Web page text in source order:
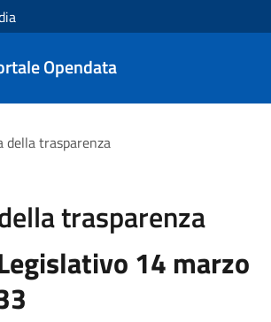
Opendata
della trasparenza
trasparenza
14 marzo